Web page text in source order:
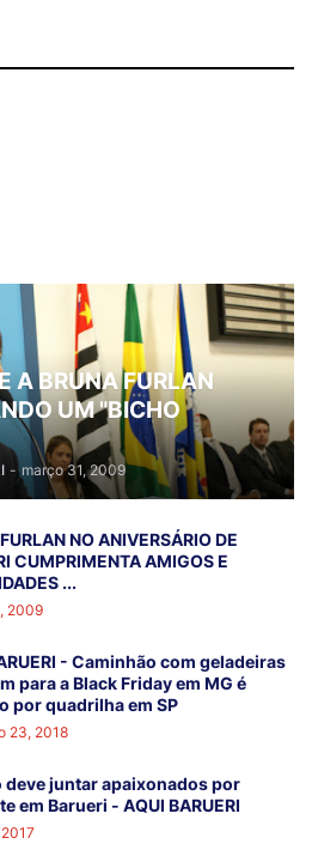
A BRUNA FURLAN
UM "BICHO
- março 31, 2009
NO ANIVERSÁRIO DE
CUMPRIMENTA AMIGOS E
...
2009
- Caminhão com geladeiras
para a Black Friday em MG é
por quadrilha em SP
23, 2018
deve juntar apaixonados por
em Barueri - AQUI BARUERI